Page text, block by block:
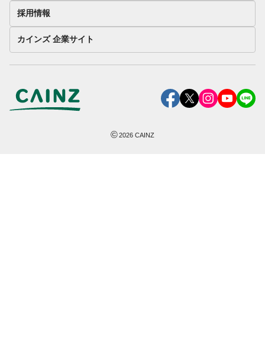
採用情報
カインズ 企業サイト
©2026 CAINZ